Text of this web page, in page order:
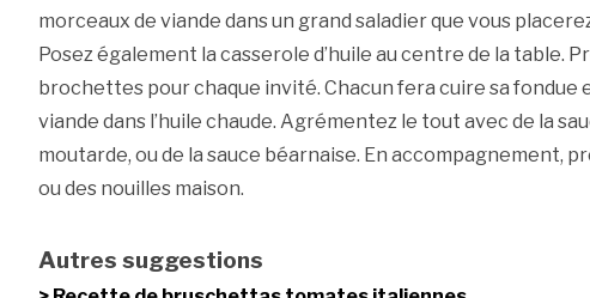
morceaux de viande dans un grand saladier que vous
Posez également la casserole d’huile au centre de la table.
brochettes pour chaque invité. Chacun fera cuire sa fondue
viande dans l’huile chaude. Agrémentez le tout avec de la
moutarde, ou de la sauce béarnaise. En accompagnement,
ou des nouilles maison.
Autres suggestions